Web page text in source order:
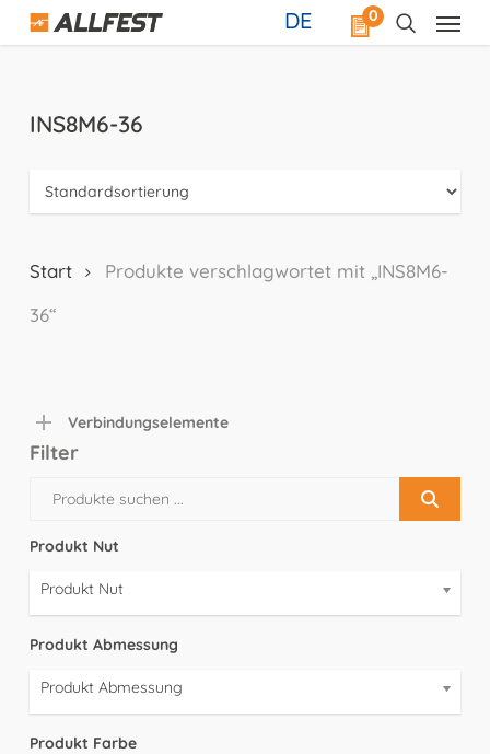
Skip
0
DE
INS8M6-36
Start
Produkte verschlagwortet mit „INS8M6-
36“
Verbindungselemente
Filter
Produkt Nut
Produkt Nut
Produkt Abmessung
Produkt Abmessung
Produkt Farbe